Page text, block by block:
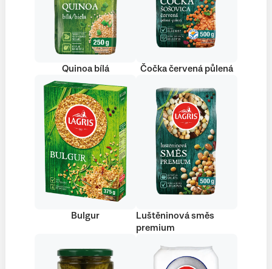
Quinoa bílá Čočka červená půlená
Bulgur
Luštěninová směs
premium